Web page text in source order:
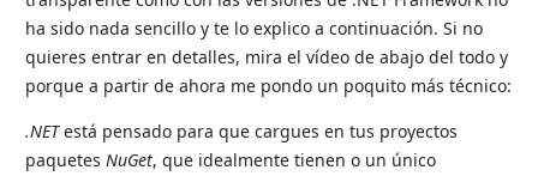
ha sido nada sencillo y te lo explico a continuación. Si no
quieres entrar en detalles, mira el vídeo de abajo del todo y
porque a partir de ahora me pondo un poquito más técnico:
.NETestá pensado para que cargues en tus proyectos
paquetes NuGet, que idealmente tienen o un único